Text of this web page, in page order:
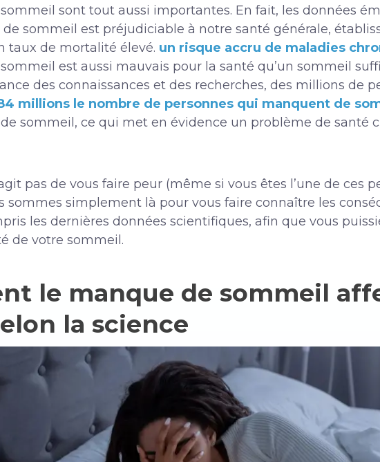
sont tout aussi importantes. En fait, les données
sommeil est préjudiciable à notre santé générale,
taux de mortalité élevé. un risque accru de maladies
est aussi mauvais pour la santé qu’un sommeil
des connaissances et des recherches, des millions de
millions le nombre de personnes qui manquent de
sommeil, ce qui met en évidence un problème de santé
pas de vous faire peur (même si vous êtes l’une de ces
sommes simplement là pour vous faire connaître les
les dernières données scientifiques, afin que vous
de votre sommeil.
le manque de sommeil
la science